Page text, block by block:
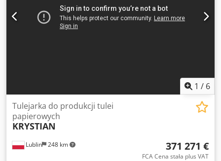
1 / 6
Lublin 248 km
Tulejarka do produkcji tulei
papierowych
KRYSTIAN
371 271 €
FCA Cena stała plus VAT